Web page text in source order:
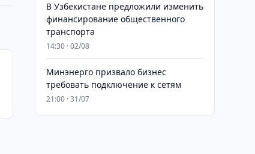
В Узбекистане предложили изменить
финансирование общественного
транспорта
14:30 · 02/08
Минэнерго призвало бизнес
требовать подключение к сетям
21:00 · 31/07